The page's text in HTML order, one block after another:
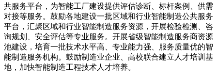
共服务平台，为智能工厂建设提供评估诊断、标杆案例、供需
对接等服务。鼓励各地建设一批区域和行业智能制造公共服务
平台，汇聚区域和行业智能制造服务资源，开展检验检测、咨
询规划、安全评估等专业服务。开展省级智能制造服务商资源
池建设，培育一批技术水平高、专业能力强、服务质量优的智
能制造服务机构。鼓励制造业企业、高校联合建立人才培训基
地，加快智能制造工程技术人才培养。